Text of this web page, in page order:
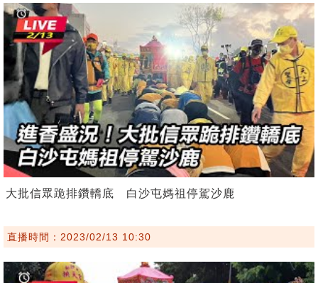
大批信眾跪排鑽轎底 白沙屯媽祖停駕沙鹿
直播時間：2023/02/13 10:30